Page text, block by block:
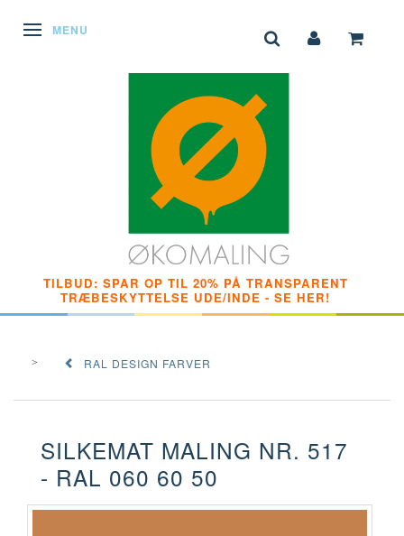
SKIFTE NAVIGATION
MENU
TILBUD: SPAR OP TIL 20% PÅ TRANSPARENT
TRÆBESKYTTELSE UDE/INDE - SE HER!
RAL DESIGN FARVER
SILKEMAT MALING NR. 517
- RAL 060 60 50